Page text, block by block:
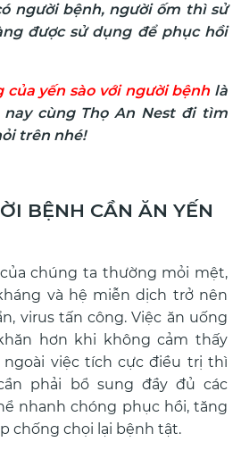
người bệnh, người ốm thì sử
được sử dụng để phục hồi
yến sào với người bệnh là
cùng Thọ An Nest đi tìm
trên nhé!
BỆNH CẦN ĂN YẾN
chúng ta thường mỏi mệt,
và hệ miễn dịch trở nên
virus tấn công. Việc ăn uống
hơn khi không cảm thấy
ngoài việc tích cực điều trị thì
phải bổ sung đầy đủ các
nhanh chóng phục hồi, tăng
chống chọi lại bệnh tật.